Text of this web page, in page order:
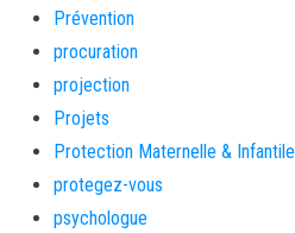
Prévention
procuration
projection
Projets
Protection Maternelle & Infantile
protegez-vous
psychologue